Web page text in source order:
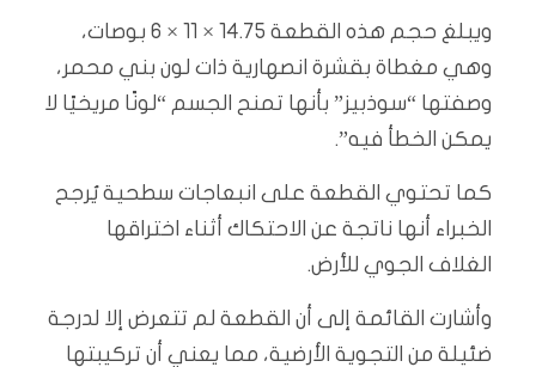
ويبلغ حجم هذه القطعة 14.75 × 11 × 6 بوصات،
وهي مغطاة بقشرة انصهارية ذات لون بني محمر،
وصفتها “سوذبيز” بأنها تمنح الجسم “لونًا مريخيًا لا
يمكن الخطأ فيه”.
كما تحتوي القطعة على انبعاجات سطحية يُرجح
الخبراء أنها ناتجة عن الاحتكاك أثناء اختراقها
الغلاف الجوي للأرض.
وأشارت القائمة إلى أن القطعة لم تتعرض إلا لدرجة
ضئيلة من التجوية الأرضية، مما يعني أن تركيبتها